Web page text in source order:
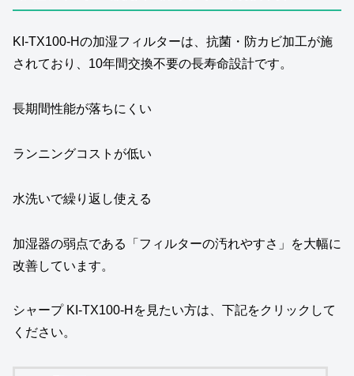
KI‑TX100‑Hの加湿フィルターは、抗菌・防カビ加工が施
されており、10年間交換不要の長寿命設計です。
長期間性能が落ちにくい
ランニングコストが低い
水洗いで繰り返し使える
加湿器の弱点である「フィルターの汚れやすさ」を大幅に
改善しています。
シャープ KI-TX100-Hを見たい方は、下記をクリックして
ください。